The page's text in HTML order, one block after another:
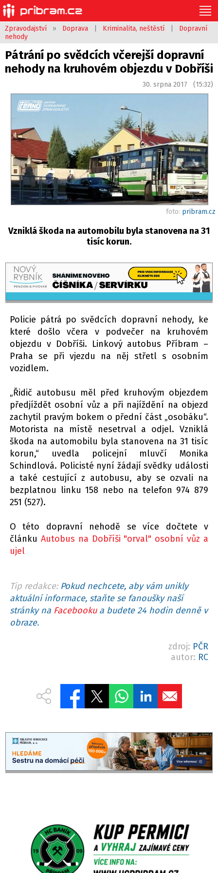
Zpravodajství » Doprava Kriminalita, neštěstí
Dopravní
nehody
Pátrání po svědcích včerejší dopravní
nehody na kruhovém objezdu v Dobříši
30. srpna 2017 (15:32)
foto: pribram.cz
Vzniklá škoda na automobilu byla stanovena na 31
tisíc korun.
Policie pátrá po svědcích dopravní nehody, ke
které došlo včera v podvečer na kruhovém
objezdu v Dobříši. Linkový autobus Příbram –
Praha se při vjezdu na něj střetl s osobním
vozidlem.
„Řidič autobusu měl před kruhovým objezdem
předjíždět osobní vůz a při najíždění na objezd
zachytil pravým bokem o přední část „osobáku“.
Motorista na místě nesetrval a odjel. Vzniklá
škoda na automobilu byla stanovena na 31 tisíc
korun,“ uvedla policejní mluvčí Monika
Schindlová. Policisté nyní žádají svědky události
a také cestující z autobusu, aby se ozvali na
bezplatnou linku 158 nebo na telefon 974 879
251 (527).
O této dopravní nehodě se více dočtete v
článku Autobus na Dobříši "orval" osobní vůz a
ujel
Tip redakce: Pokud nechcete, aby vám unikly
aktuální informace, staňte se fanoušky naší
stránky na Facebookua budete 24 hodin denně v
obraze.
zdroj: PČR
autor: RC